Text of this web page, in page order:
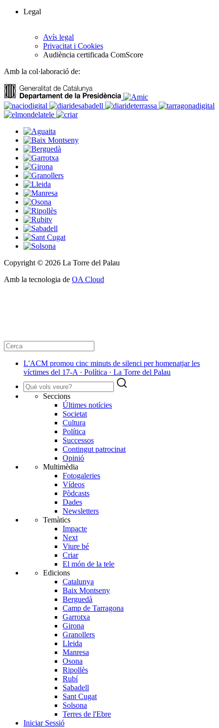
Legal
Avís legal
Privacitat i Cookies
Audiència certificada ComScore
Amb la col·laboració de:
Copyright © 2026 La Torre del Palau
Amb la tecnologia de OA Cloud
L'ACM promou cinc minuts de silenci per homenatjar les
víctimes del 17-A · Política · La Torre del Palau
Seccions
Últimes notícies
Societat
Cultura
Política
Successos
Contingut patrocinat
Opinió
Multimèdia
Fotogaleries
Vídeos
Pòdcasts
Dades
Newsletters
Temàtics
Impacte
Next
Viure bé
Criar
El món de la tele
Edicions
Catalunya
Baix Montseny
Berguedà
Camp de Tarragona
Garrotxa
Girona
Granollers
Lleida
Manresa
Osona
Ripollès
Rubí
Sabadell
Sant Cugat
Solsona
Terres de l'Ebre
Iniciar Sessió